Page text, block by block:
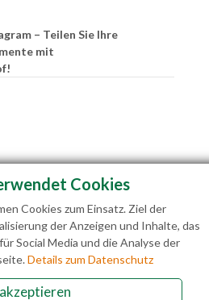
– Teilen Sie Ihre
mit
Cookies
Cookies zum Einsatz. Ziel der
der Anzeigen und Inhalte, das
Social Media und die Analyse der
Details zum Datenschutz